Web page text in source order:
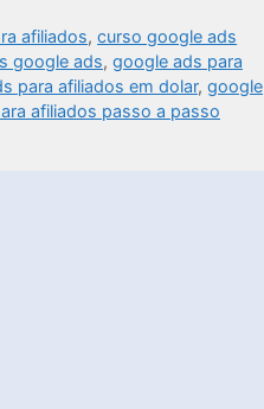
afiliados,curso google ads
google ads, google ads para
para afiliados em dolar, google
afiliados passo a passo